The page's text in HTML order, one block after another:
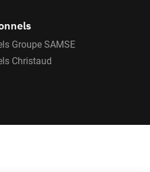
Groupe SAMSE
Christaud